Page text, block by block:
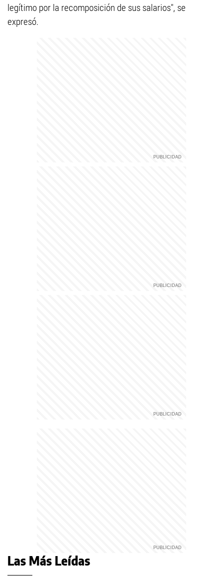
legítimo por la recomposición de sus salarios", se
expresó.
Las Más Leídas